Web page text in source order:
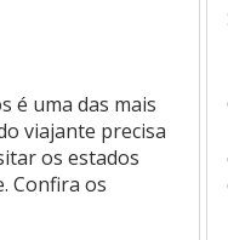
é uma das mais
viajante precisa
os estados
Confira os